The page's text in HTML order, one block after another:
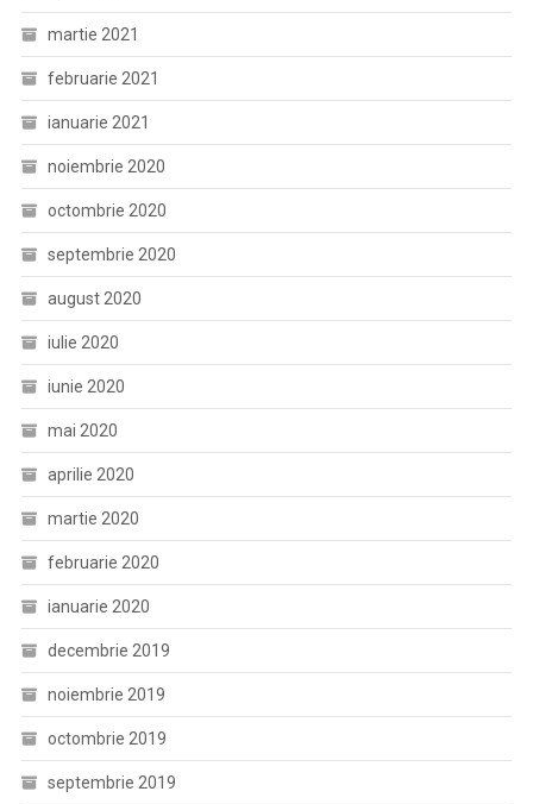
martie 2021
februarie 2021
ianuarie 2021
noiembrie 2020
octombrie 2020
septembrie 2020
august 2020
iulie 2020
iunie 2020
mai 2020
aprilie 2020
martie 2020
februarie 2020
ianuarie 2020
decembrie 2019
noiembrie 2019
octombrie 2019
septembrie 2019